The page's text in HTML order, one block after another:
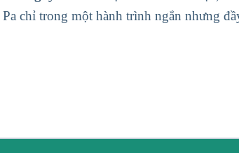
chỉ trong một hành trình ngắn nhưng